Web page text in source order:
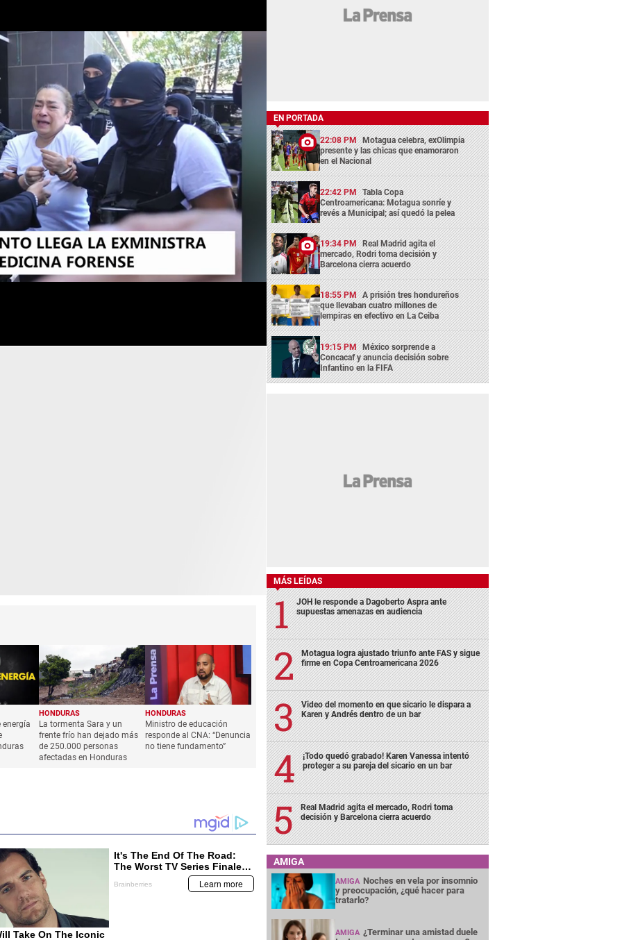
energía
HONDURAS
La tormenta Sara y un
frente frío han dejado más
de 250.000 personas
afectadas en Honduras
HONDURAS
Ministro de educación
responde al CNA: “Denuncia
no tiene fundamento”
EN PORTADA
22:08 PM Motagua celebra, exOlimpia
presente y las chicas que enamoraron
en el Nacional
22:42 PM Tabla Copa
Centroamericana: Motagua sonríe y
revés a Municipal; así quedó la pelea
19:34 PM Real Madrid agita el
mercado, Rodri toma decisión y
Barcelona cierra acuerdo
18:55 PM A prisión tres hondureños
que llevaban cuatro millones de
lempiras en efectivo en La Ceiba
19:15 PM México sorprende a
Concacaf y anuncia decisión sobre
Infantino en la FIFA
MÁS LEÍDAS
JOH le responde a Dagoberto Aspra ante
supuestas amenazas en audiencia
Motagua logra ajustado triunfo ante FAS y sigue
firme en Copa Centroamericana 2026
Video del momento en que sicario le dispara a
Karen y Andrés dentro de un bar
¡Todo quedó grabado! Karen Vanessa intentó
proteger a su pareja del sicario en un bar
Real Madrid agita el mercado, Rodri toma
decisión y Barcelona cierra acuerdo
AMIGA
AMIGA Noches en vela por insomnio
y preocupación, ¿qué hacer para
tratarlo?
AMIGA ¿Terminar una amistad duele